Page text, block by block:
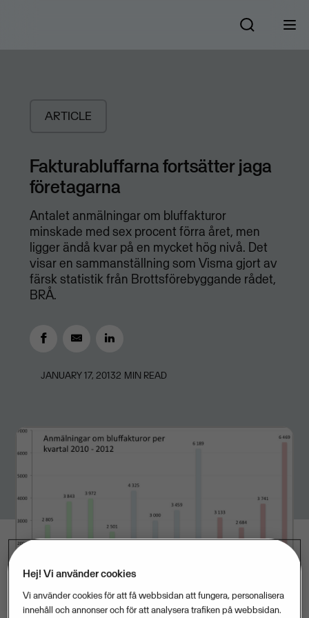
ARTICLE
Fakturabluffarna fortsätter jaga
företagarna
Antalet anmälningar om bluffakturor
minskade med sex procent förra året, men
ligger ändå kvar på en mycket hög nivå. Det
visar en sammanställning som Visma gjort av
färsk statistik från Brottsförebyggande rådet,
BRÅ.
JANUARY 17, 20132 MIN READ
Hej! Vi använder cookies
Vi använder cookies för att få webbsidan att fungera, personalisera
innehåll och annonser och för att analysera trafiken på webbsidan.